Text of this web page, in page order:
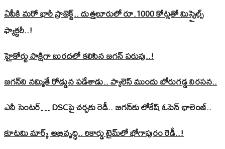
ఏపీకి మరో భారీ ప్రాజెక్ట్.. దుత్తలూరులో రూ.1000 కోట్లతో మిస్సైల్స్
ఫ్యాక్టరీ..!
హైకోర్టు సాక్షిగా బురదలో కలిసిన జగన్ పరువు..!
జగన్‌ని నమ్మితే రోడ్డున పడేశాడు.. ప్యాలెస్‌ ముందు బోరుగడ్డ నిరసన..
ఎనీ సెంటర్‌… DSCపై చర్చకు రెడీ.. జగన్‌కు లోకేష్‌ ఓపెన్ ఛాలెంజ్..
కూటమి మార్క్ అభివృద్ధి.. రికార్డు టైమ్‌లో భోగాపురం రెడీ..!